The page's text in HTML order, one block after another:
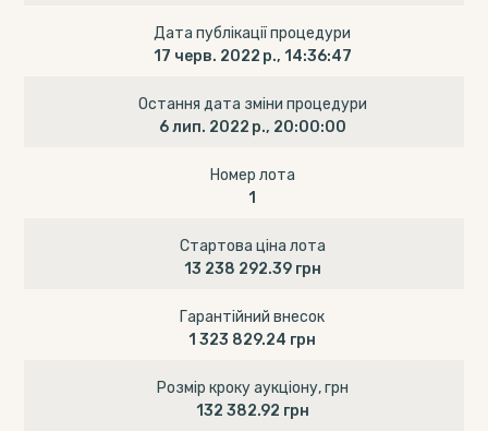
Дата публікації процедури
17 черв. 2022 р., 14:36:47
Остання дата зміни процедури
6 лип. 2022 р., 20:00:00
Номер лота
1
Стартова ціна лота
13 238 292.39 грн
Гарантійний внесок
1 323 829.24 грн
Розмір кроку аукціону, грн
132 382.92 грн